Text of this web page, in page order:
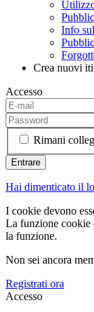
Info
Crea nuovi
Accesso
Rimani
Hai dimenticato il
I cookie devono
La funzione cookie
la funzione.
Non sei ancora
Registrati ora
Accesso